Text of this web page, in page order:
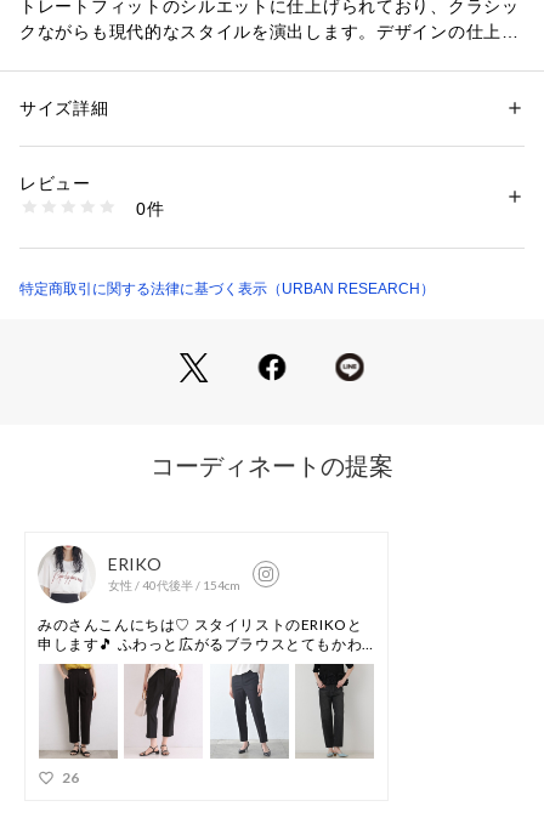
トレートフィットのシルエットに仕上げられており、クラシッ
クながらも現代的なスタイルを演出します。デザインの仕上げ
ベルがあしらわれています。シンプルながらも細部にこだわっ
【Carhartt / カーハート】
カーハートは、アメリカで古くから愛されているワークウェア
気がある
。日本の直営店ではUKカーハートを中心に販売している
【2025 Autumn/Winter】【25AW】
り、実際の色味と異なって見える場合がございます。予めご了
承ください。
※商品の色味の目安は、商品単体の画像をご参照ください。
▼お気に入り登録のおすすめ▼
お気に入り登録された商品は、マイページにて現在の価格情報
や在庫状況の確認が可能です。
お買い物リストの管理にぜひご利用ください。
素材感
性別：レディース
素材：表地 : 綿100%ポケット裏地 : 綿65% ポリエステル35%
洗濯：-
※詳しい洗濯方法については、商品の品質表示タグをご覧ください
LWA6-I031920 （ショップ）
サイズ詳細
レビュー
0件
特定商取引に関する法律に基づく表示（URBAN RESEARCH）